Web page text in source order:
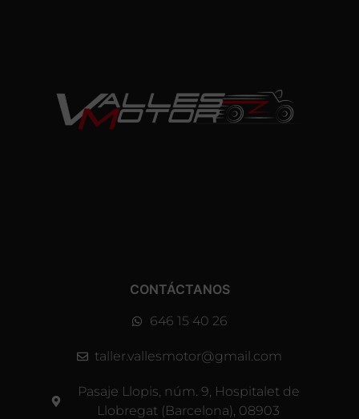
CONTÁCTANOS
646 15 40 26
taller.vallesmotor@gmail.com
Pasaje Llopis, núm. 9, Hospitalet de
Llobregat (Barcelona), 08903